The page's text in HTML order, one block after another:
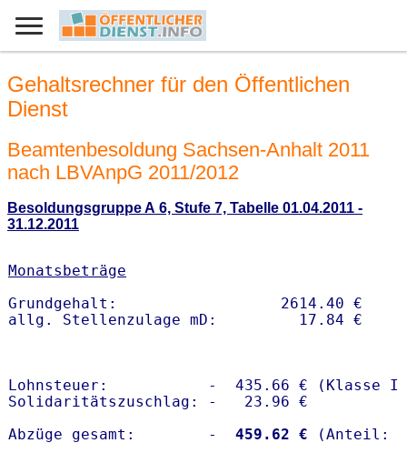
Gehaltsrechner für den Öffentlichen
Dienst
Beamtenbesoldung Sachsen-Anhalt 2011
nach LBVAnpG 2011/2012
Besoldungsgruppe A 6, Stufe 7, Tabelle 01.04.2011 -
31.12.2011
Monatsbeträge
Grundgehalt:                  2614.40 €
Lohnsteuer:           -  435.66 € (Klasse I)
Solidaritätszuschlag: -   23.96 €
Abzüge gesamt:        -
  459.62 €